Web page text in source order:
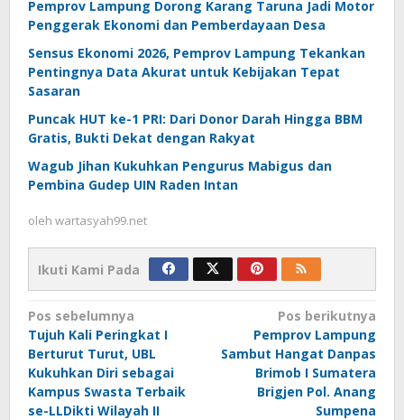
Pemprov Lampung Dorong Karang Taruna Jadi Motor
Penggerak Ekonomi dan Pemberdayaan Desa
Sensus Ekonomi 2026, Pemprov Lampung Tekankan
Pentingnya Data Akurat untuk Kebijakan Tepat
Sasaran
Puncak HUT ke-1 PRI: Dari Donor Darah Hingga BBM
Gratis, Bukti Dekat dengan Rakyat
Wagub Jihan Kukuhkan Pengurus Mabigus dan
Pembina Gudep UIN Raden Intan
oleh wartasyah99.net
Ikuti Kami Pada
Navigasi
pos
Pos sebelumnya
Tujuh Kali Peringkat I
Berturut Turut, UBL
Kukuhkan Diri sebagai
Kampus Swasta Terbaik
se-LLDikti Wilayah II
Pos berikutnya
Pemprov Lampung
Sambut Hangat Danpas
Brimob I Sumatera
Brigjen Pol. Anang
Sumpena